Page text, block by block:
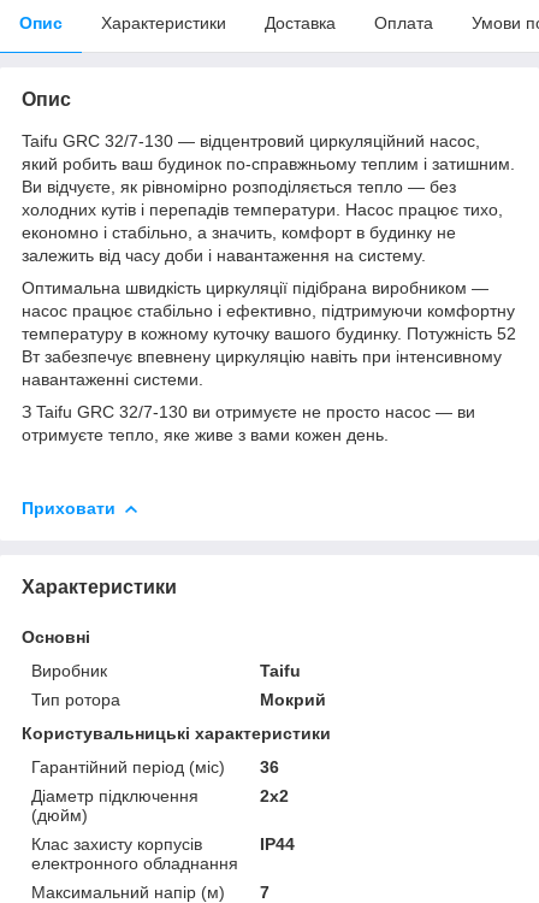
Опис Характеристики Доставка Оплата Умови
Опис
Taifu GRC 32/7-130 — відцентровий циркуляційний насос,
який робить ваш будинок по-справжньому теплим і затишним.
Ви відчуєте, як рівномірно розподіляється тепло — без
холодних кутів і перепадів температури. Насос працює тихо,
економно і стабільно, а значить, комфорт в будинку не
залежить від часу доби і навантаження на систему.
Оптимальна швидкість циркуляції підібрана виробником —
насос працює стабільно і ефективно, підтримуючи комфортну
температуру в кожному куточку вашого будинку. Потужність 52
Вт забезпечує впевнену циркуляцію навіть при інтенсивному
навантаженні системи.
З Taifu GRC 32/7-130 ви отримуєте не просто насос — ви
отримуєте тепло, яке живе з вами кожен день.
Приховати
Характеристики
Основні
Виробник
Taifu
Тип ротора
Мокрий
Користувальницькі характеристики
Гарантійний період (міс)
36
Діаметр підключення
(дюйм)
2х2
Клас захисту корпусів
електронного обладнання
IP44
Максимальний напір (м)
7